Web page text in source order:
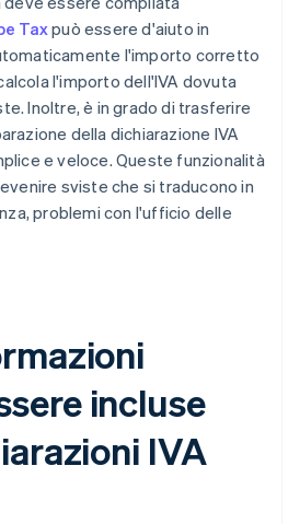
Taxpuò essere d'aiuto in
l'importo corretto
l'importo dell'IVA dovuta
Inoltre, è in grado di trasferire
della dichiarazione IVA
e veloce. Queste funzionalità
sviste che si traducono in
problemi con l'ufficio delle
incluse
IVA